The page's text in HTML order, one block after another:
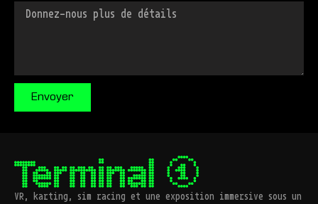
Envoyer
VR, karting, sim racing et une exposition immersive sous un